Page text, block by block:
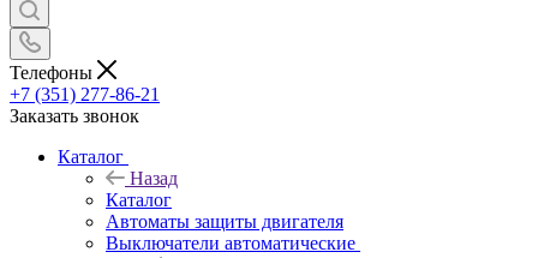
Телефоны
+7 (351) 277-86-21
Заказать звонок
Каталог
Назад
Каталог
Автоматы защиты двигателя
Выключатели автоматические